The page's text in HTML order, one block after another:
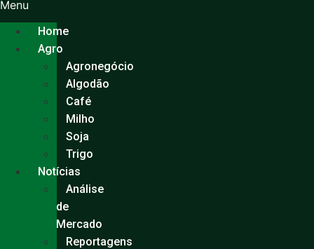
Ir
para
conteúdo
Menu
Home
Agro
Agronegócio
Algodão
Café
Milho
Soja
Trigo
Notícias
Análise
de
Mercado
Reportagens